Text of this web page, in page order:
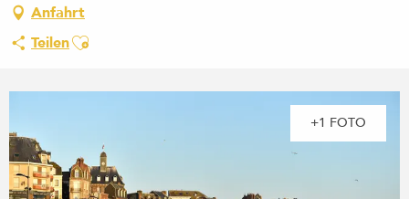
Anfahrt
TeilenAjouter aux favoris
+1 FOTO